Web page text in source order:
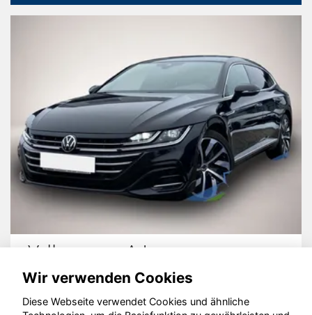
Volkswagen Arteon
Wir verwenden Cookies
Diese Webseite verwendet Cookies und ähnliche